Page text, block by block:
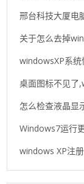
邢台科技大厦电
关于怎么去掉
windowsXP系
桌面图标不见了
怎么检查液晶显
Windows7运行
windows XP注